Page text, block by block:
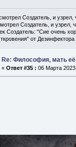
Создатель, и
Создатель, и узрел,
Создатель: "Сие очень
от Дезинфектора
Re: Философия, мать её
« Ответ #35 : 06 Марта